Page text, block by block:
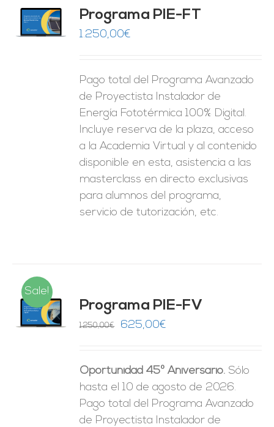
Programa PIE-FT
1.250,00€
Pago total del Programa Avanzado
de Proyectista Instalador de
Energía Fototérmica 100% Digital.
Incluye reserva de la plaza, acceso
a la Academia Virtual y al contenido
disponible en esta, asistencia a las
masterclass en directo exclusivas
para alumnos del programa,
servicio de tutorización, etc.
Sale!
Programa PIE-FV
1.250,00€
El
era:
1.250,00€.
625,00€
es:
625,00€.
Oportunidad 45º Aniversario. Sólo
hasta el 10 de agosto de 2026.
Pago total del Programa Avanzado
de Proyectista Instalador de